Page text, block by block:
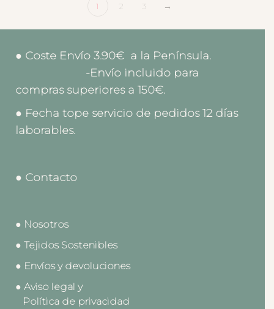
1 2 3 →
● Coste Envío 3.90€ a la Península.
-Envío incluido para
compras superiores a 150€.
● Fecha tope servicio de pedidos 12 días
laborables.
● Contacto
● Nosotros
● Tejidos Sostenibles
● Envíos y devoluciones
● Aviso legal y
Política de privacidad